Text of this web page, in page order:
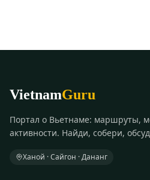
VietnamGuru
Портал о Вьетнаме: маршруты,
активности. Найди, собери,
Ханой · Сайгон · Дананг